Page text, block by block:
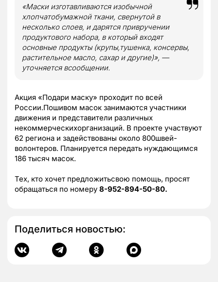
«Маски изготавливаются изобычной
хлопчатобумажной ткани, свернутой в
несколько слоев, и дарятся привручении
продуктового набора, в который входят
основные продукты (крупы,тушенка, консервы,
растительное масло, сахар и другие)», —
уточняется всообщении.
Акция «Подари маску» проходит по всей
России.Пошивом масок занимаются участники
движения и представители различных
некоммерческихорганизаций. В проекте участвуют
62 региона и задействованы около 800швей-
волонтеров. Планируется передать нуждающимся
186 тысяч масок.
Тех, кто хочет предложитьсвою помощь, просят
обращаться по номеру 8-952-894-50-80.
Поделиться новостью: